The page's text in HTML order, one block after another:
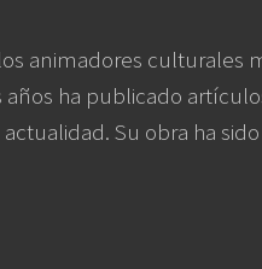
animadores culturales
años ha publicado
Su obra ha